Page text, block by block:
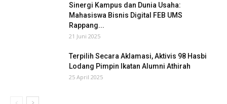
Sinergi Kampus dan Dunia Usaha:
Mahasiswa Bisnis Digital FEB UMS
Rappang...
21 Juni 2025
Terpilih Secara Aklamasi, Aktivis 98 Hasbi
Lodang Pimpin Ikatan Alumni Athirah
25 April 2025